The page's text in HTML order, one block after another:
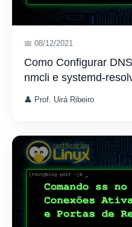
📅 08/12/2021
Como Configurar
nmcli e systemd-
👤 Prof. Uirá Ribeiro